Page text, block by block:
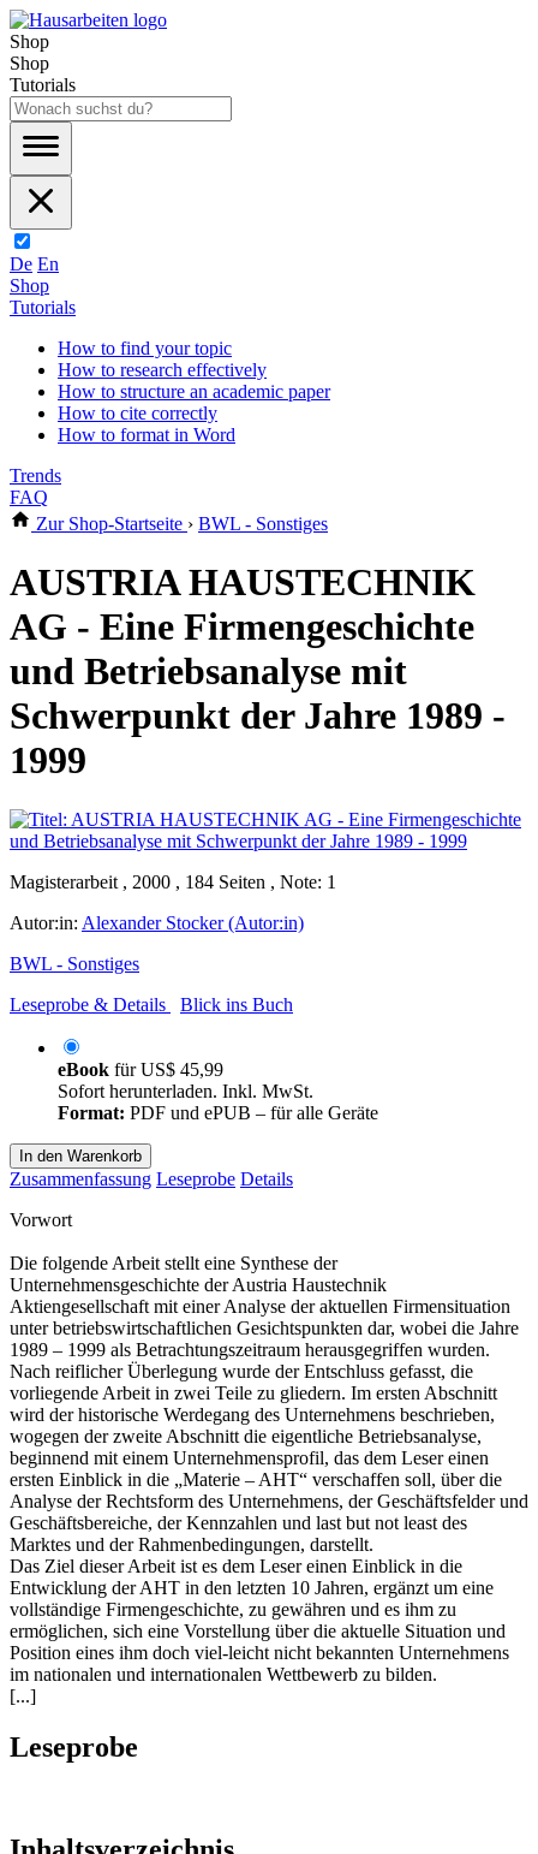
Shop
Shop
Tutorials
De En
Shop
Tutorials
How to find your topic
How to research effectively
How to structure an academic paper
How to cite correctly
How to format in Word
Trends
FAQ
Zur Shop-Startseite › BWL - Sonstiges
AUSTRIA HAUSTECHNIK
AG - Eine Firmengeschichte
und Betriebsanalyse mit
Schwerpunkt der Jahre 1989 -
1999
Magisterarbeit , 2000 , 184 Seiten , Note: 1
Autor:in: Alexander Stocker (Autor:in)
BWL - Sonstiges
Leseprobe & Details
Blick ins Buch
eBook fürUS$ 45,99
Sofort herunterladen. Inkl. MwSt.
Format: PDF und ePUB – für alle Geräte
In den Warenkorb
Zusammenfassung Leseprobe Details
Vorwort
Die folgende Arbeit stellt eine Synthese der
Unternehmensgeschichte der Austria Haustechnik
Aktiengesellschaft mit einer Analyse der aktuellen Firmensituation
unter betriebswirtschaftlichen Gesichtspunkten dar, wobei die Jahre
1989 – 1999 als Betrachtungszeitraum herausgegriffen wurden.
Nach reiflicher Überlegung wurde der Entschluss gefasst, die
vorliegende Arbeit in zwei Teile zu gliedern. Im ersten Abschnitt
wird der historische Werdegang des Unternehmens beschrieben,
wogegen der zweite Abschnitt die eigentliche Betriebsanalyse,
beginnend mit einem Unternehmensprofil, das dem Leser einen
ersten Einblick in die „Materie – AHT“ verschaffen soll, über die
Analyse der Rechtsform des Unternehmens, der Geschäftsfelder und
Geschäftsbereiche, der Kennzahlen und last but not least des
Marktes und der Rahmenbedingungen, darstellt.
Das Ziel dieser Arbeit ist es dem Leser einen Einblick in die
Entwicklung der AHT in den letzten 10 Jahren, ergänzt um eine
vollständige Firmengeschichte, zu gewähren und es ihm zu
ermöglichen, sich eine Vorstellung über die aktuelle Situation und
Position eines ihm doch viel-leicht nicht bekannten Unternehmens
im nationalen und internationalen Wettbewerb zu bilden.
[...]
Leseprobe